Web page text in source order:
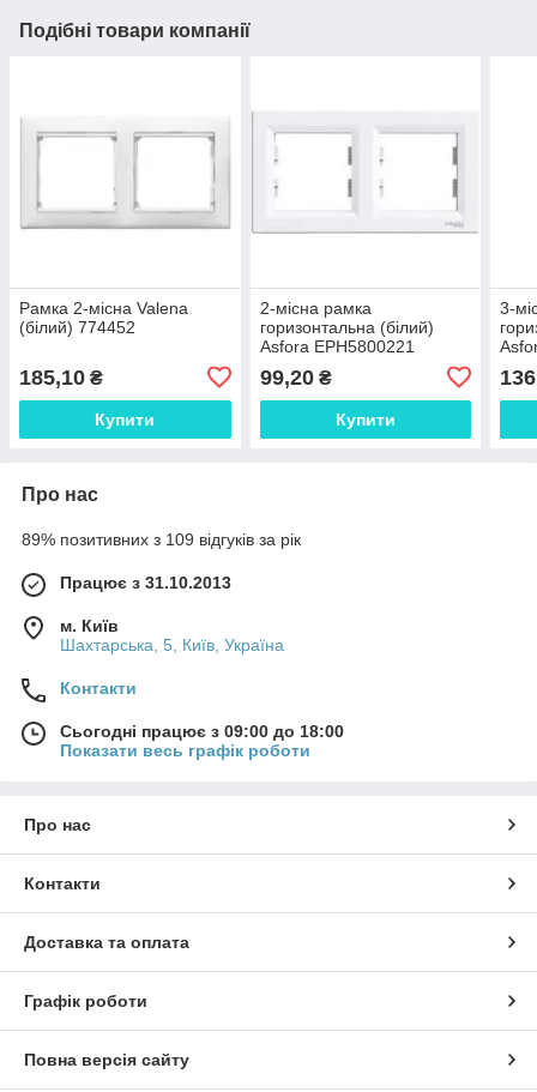
Подібні товари компанії
Рамка 2-місна Valena
(білий) 774452
185,10 ₴
Купити
2-місна рамка
горизонтальна (білий)
Asfora EPH5800221
99,20₴
Купити
3-
Про нас
89% позитивних з 109 відгуків за рік
Працює з 31.10.2013
м. Київ
Шахтарська, 5, Київ, Україна
Контакти
Сьогодні працює з 09:00 до 18:00
Показати весь графік роботи
Про нас
Контакти
Доставка та оплата
Графік роботи
Повна версія сайту